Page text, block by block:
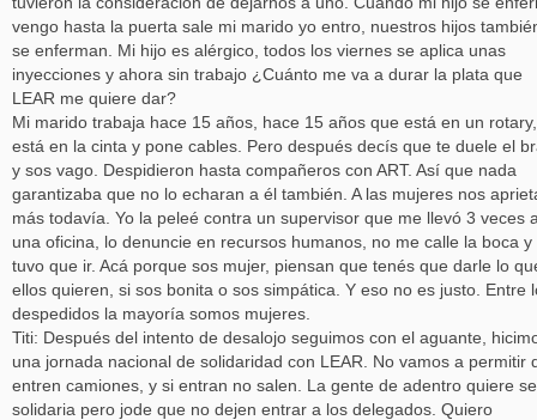
vengo hasta la puerta sale mi marido yo entro, nuestros hijos
se enferman. Mi hijo es alérgico, todos los viernes se aplica unas
inyecciones y ahora sin trabajo ¿Cuánto me va a durar la plata que
LEAR me quiere dar?
Mi marido trabaja hace 15 años, hace 15 años que está en un rotary,
está en la cinta y pone cables. Pero después decís que te duele el
y sos vago. Despidieron hasta compañeros con ART. Así que nada
garantizaba que no lo echaran a él también. A las mujeres nos
más todavía. Yo la peleé contra un supervisor que me llevó 3 veces
una oficina, lo denuncie en recursos humanos, no me calle la boca y
tuvo que ir. Acá porque sos mujer, piensan que tenés que darle lo
ellos quieren, si sos bonita o sos simpática. Y eso no es justo. Entre
despedidos la mayoría somos mujeres.
Titi: Después del intento de desalojo seguimos con el aguante,
una jornada nacional de solidaridad con LEAR. No vamos a permitir
entren camiones, y si entran no salen. La gente de adentro quiere
solidaria pero jode que no dejen entrar a los delegados. Quiero